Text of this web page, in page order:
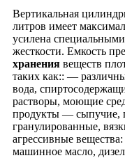
Вертикальная
литров имеет
усилена
жесткости. Емкость
хранения веществ
таких как:: —
вода,
растворы, моющие
продукты — сыпучие,
гранулированные,
агрессивные
машинное масло,